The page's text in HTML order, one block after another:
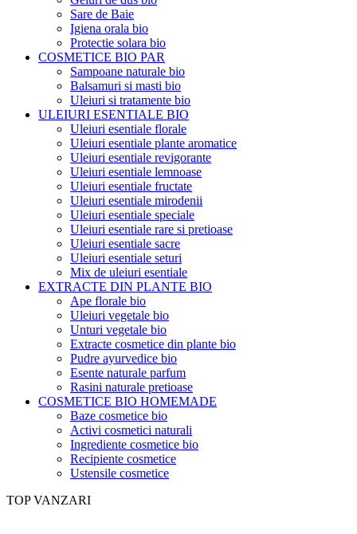
Sare de Baie
Igiena orala bio
Protectie solara bio
COSMETICE BIO PAR
Sampoane naturale bio
Balsamuri si masti bio
Uleiuri si tratamente bio
ULEIURI ESENTIALE BIO
Uleiuri esentiale florale
Uleiuri esentiale plante aromatice
Uleiuri esentiale revigorante
Uleiuri esentiale lemnoase
Uleiuri esentiale fructate
Uleiuri esentiale mirodenii
Uleiuri esentiale speciale
Uleiuri esentiale rare si pretioase
Uleiuri esentiale sacre
Uleiuri esentiale seturi
Mix de uleiuri esentiale
EXTRACTE DIN PLANTE BIO
Ape florale bio
Uleiuri vegetale bio
Unturi vegetale bio
Extracte cosmetice din plante bio
Pudre ayurvedice bio
Esente naturale parfum
Rasini naturale pretioase
COSMETICE BIO HOMEMADE
Baze cosmetice bio
Activi cosmetici naturali
Ingrediente cosmetice bio
Recipiente cosmetice
Ustensile cosmetice
TOP VANZARI